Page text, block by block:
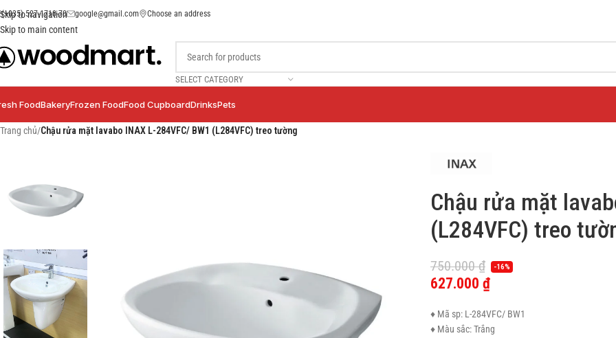
Skip to navigation
Skip to main content
(+035) 527-1710-70 google@gmail.com Choose an address
SELECT CATEGORY
FoodBakeryFrozen FoodFood CupboardDrinksPets
Trang chủ/Chậu rửa mặt lavabo INAX L-284VFC/ BW1 (L284VFC) treo tường
Chậu rửa mặt
(L284VFC) treo
750.000₫ -16%
627.000 ₫
♦ Mã sp: L-284VFC/ BW1
♦ Màu sắc: Trắng